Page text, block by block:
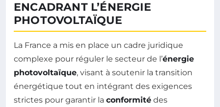
ENCADRANT L’ÉNERGIE
PHOTOVOLTAÏQUE
La France a mis en place un cadre juridique
complexe pour réguler le secteur de l’énergie
photovoltaïque, visant à soutenir la transition
énergétique tout en intégrant des exigences
strictes pour garantir la conformité des